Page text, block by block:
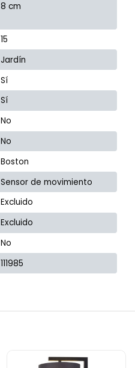
8 cm
15
Jardín
Sí
Sí
No
No
Boston
Sensor de movimiento
Excluido
Excluido
No
111985